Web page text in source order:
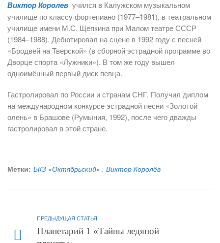
Виктор Королев учился в Калужском музыкальном
училище по классу фортепиано (1977–1981), в театральном
училище имени М.С. Щепкина при Малом театре СССР
(1984–1988). Дебютировал на сцене в 1992 году с песней
«Бродвей на Тверской» (в сборной эстрадной программе во
Дворце спорта «Лужники»). В том же году вышел
одноимённый первый диск певца.
Гастролировал по России и странам СНГ. Получил диплом
на международном конкурсе эстрадной песни «Золотой
олень» в Брашове (Румыния, 1992), после чего дважды
гастролировал в этой стране.
Метки: БКЗ «Октябрьский» , Виктор Королёв
ПРЕДЫДУЩАЯ СТАТЬЯ
Планетарий 1 «Тайны ледяной